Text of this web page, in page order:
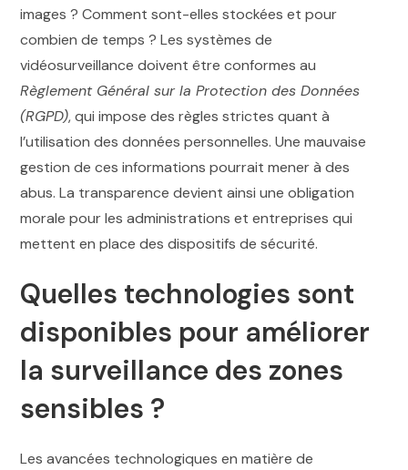
images ? Comment sont-elles stockées et pour
combien de temps ? Les systèmes de
vidéosurveillance doivent être conformes au
Règlement Général sur la Protection des Données
(RGPD), qui impose des règles strictes quant à
l’utilisation des données personnelles. Une mauvaise
gestion de ces informations pourrait mener à des
abus. La transparence devient ainsi une obligation
morale pour les administrations et entreprises qui
mettent en place des dispositifs de sécurité.
Quelles technologies sont
disponibles pour améliorer
la surveillance des zones
sensibles ?
Les avancées technologiques en matière de